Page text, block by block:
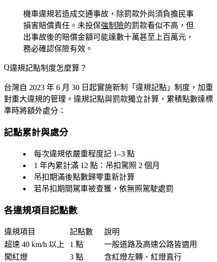
機車違規若造成交通事故，除罰款外尚須負擔民事
損害賠償責任。未投保強制險的罰款看似不高，但
出事故後的賠償金額可能達數十萬甚至上百萬元，
務必確認保險有效。
違規記點制度怎麼算？
台灣自 2023 年 6 月 30 日起實施新制「違規記點」制度，加重
對重大違規的管理。違規記點與罰款獨立計算，累積點數達標
準時將額外處分：
記點累計與處分
每次違規依嚴重程度記 1–3 點
1 年內累計滿 12 點 ：吊扣駕照 2 個月
吊扣期滿後點數歸零重新計算
若吊扣期間駕車被查獲，依無照駕駛處罰
各違規項目記點數
違規項目 記點數
說明
超速 40 km/h 以上
1 點
一般道路及高速公路皆適用
闖紅燈
3 點
含紅燈左轉、紅燈直行